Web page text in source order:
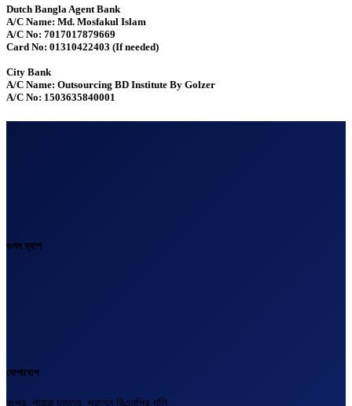
Dutch Bangla Agent Bank
A/C Name: Md. Mosfakul Islam
A/C No: 7017017879669
Card No: 01310422403 (If needed)
City Bank
A/C Name: Outsourcing BD Institute By Golzer
A/C No: 1503635840001
গুগল ম্যাপ
যোগাযোগ
রংপুর, পায়রা চত্তর, পুরাতন বিএনপির গলি